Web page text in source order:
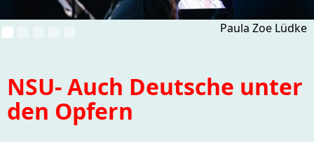
Paula Zoe Lüdke
NSU- Auch Deutsche unter
den Opfern